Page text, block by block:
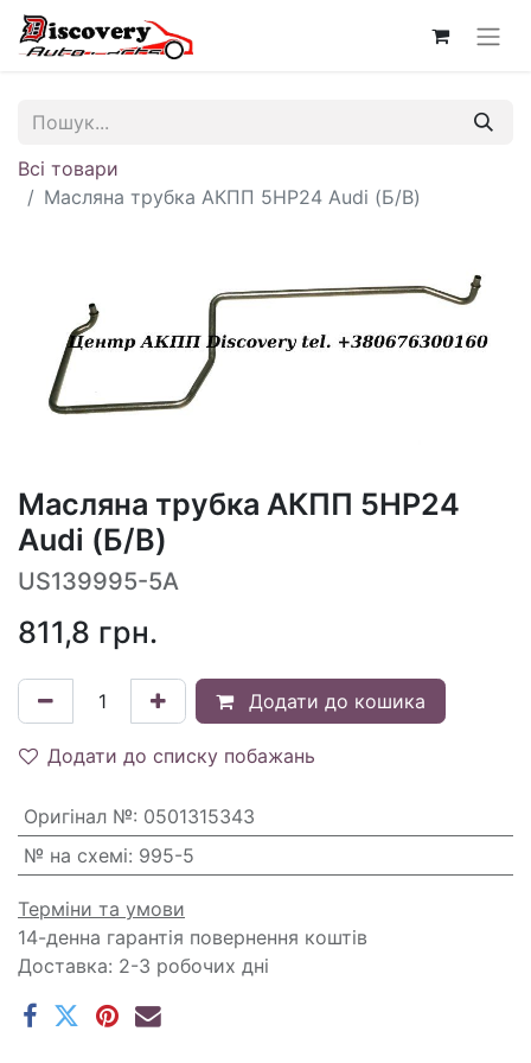
Всі товари
Масляна трубка АКПП 5HP24 Audi (Б/В)
Масляна трубка АКПП 5HP24
Audi (Б/В)
US139995-5A
811,8 грн.
Додати до кошика
Додати до списку побажань
Оригінал №: 0501315343
№ на схемі: 995-5
Терміни та умови
14-денна гарантія повернення коштів
Доставка: 2-3 робочих дні